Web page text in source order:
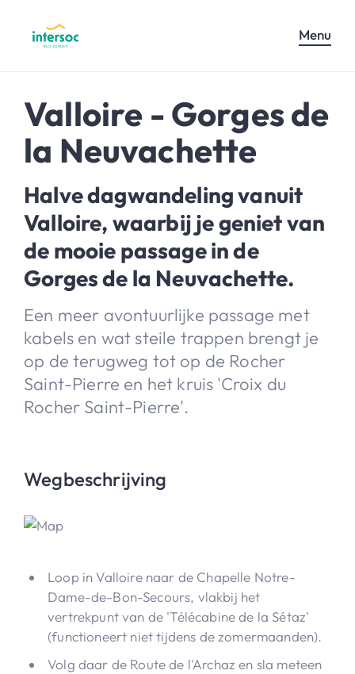
Menu
Valloire - Gorges de
la Neuvachette
Halve dagwandeling vanuit
Valloire, waarbij je geniet van
de mooie passage in de
Gorges de la Neuvachette.
Een meer avontuurlijke passage met
kabels en wat steile trappen brengt je
op de terugweg tot op de Rocher
Saint-Pierre en het kruis 'Croix du
Rocher Saint-Pierre'.
Wegbeschrijving
Loop in Valloire naar de Chapelle Notre-
Dame-de-Bon-Secours, vlakbij het
vertrekpunt van de 'Télécabine de la Sétaz'
(functioneert niet tijdens de zomermaanden).
Volg daar de Route de l'Archaz en sla meteen